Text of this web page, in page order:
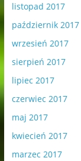
listopad 2017
październik 2017
wrzesień 2017
sierpień 2017
lipiec 2017
czerwiec 2017
maj 2017
kwiecień 2017
marzec 2017